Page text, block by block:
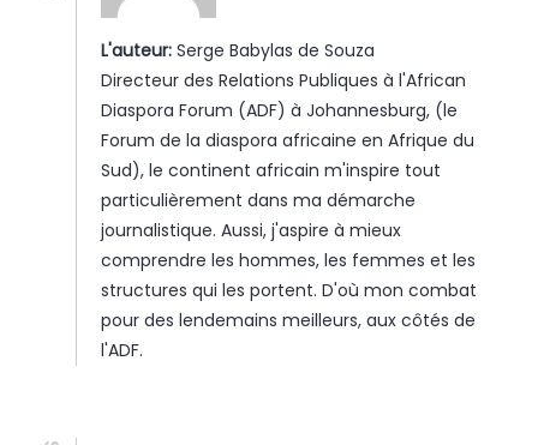
L'auteur: Serge Babylas de Souza
Directeur des Relations Publiques à l'African
Diaspora Forum (ADF) à Johannesburg, (le
Forum de la diaspora africaine en Afrique du
Sud), le continent africain m'inspire tout
particulièrement dans ma démarche
journalistique. Aussi, j'aspire à mieux
comprendre les hommes, les femmes et les
structures qui les portent. D'où mon combat
pour des lendemains meilleurs, aux côtés de
l'ADF.